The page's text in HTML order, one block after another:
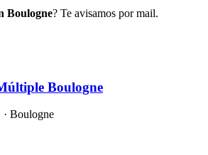
Boulogne? Te avisamos por mail.
Boulogne
· Boulogne